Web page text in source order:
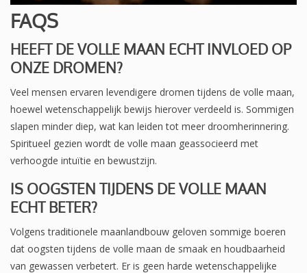
FAQS
HEEFT DE VOLLE MAAN ECHT INVLOED OP
ONZE DROMEN?
Veel mensen ervaren levendigere dromen tijdens de volle maan,
hoewel wetenschappelijk bewijs hierover verdeeld is. Sommigen
slapen minder diep, wat kan leiden tot meer droomherinnering.
Spiritueel gezien wordt de volle maan geassocieerd met
verhoogde intuïtie en bewustzijn.
IS OOGSTEN TIJDENS DE VOLLE MAAN
ECHT BETER?
Volgens traditionele maanlandbouw geloven sommige boeren
dat oogsten tijdens de volle maan de smaak en houdbaarheid
van gewassen verbetert. Er is geen harde wetenschappelijke